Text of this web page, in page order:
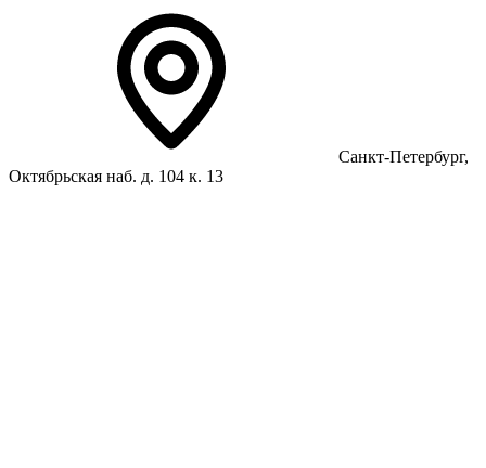
Санкт-Петербург,
Октябрьская наб. д. 104 к. 13